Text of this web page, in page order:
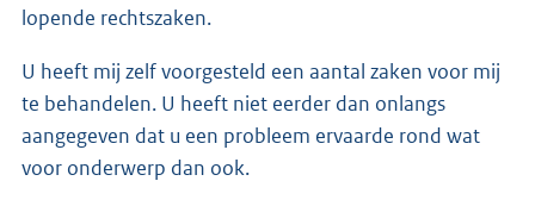
lopende rechtszaken.
U heeft mij zelf voorgesteld een aantal zaken voor mij
te behandelen. U heeft niet eerder dan onlangs
aangegeven dat u een probleem ervaarde rond wat
voor onderwerp dan ook.